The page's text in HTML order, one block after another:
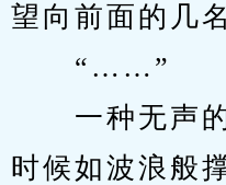
望向前面的几
“……”
一种无声的
时候如波浪般